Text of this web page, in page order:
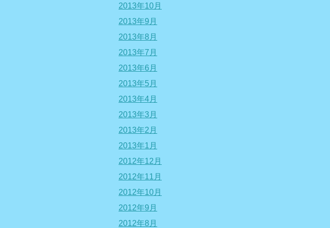
2013年10月
2013年9月
2013年8月
2013年7月
2013年6月
2013年5月
2013年4月
2013年3月
2013年2月
2013年1月
2012年12月
2012年11月
2012年10月
2012年9月
2012年8月